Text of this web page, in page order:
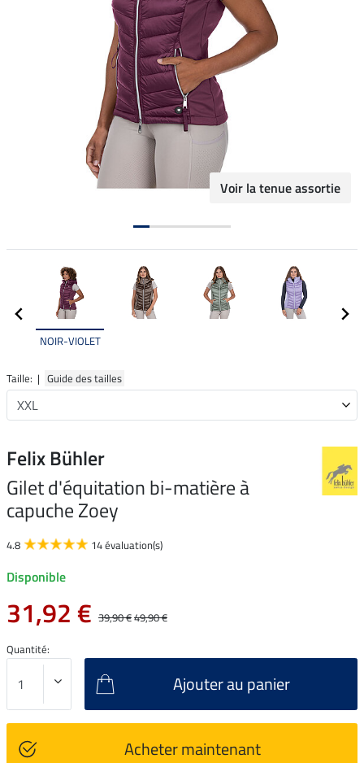
Voir la tenue assortie
NOIR-VIOLET
Taille: | Guide des tailles
Felix Bühler
Gilet d'équitation bi-matière à
capuche Zoey
4.8 14 évaluation(s)
Disponible
31,92 € 39,90 €49,90 €
Quantité:
Ajouter au panier
Acheter maintenant